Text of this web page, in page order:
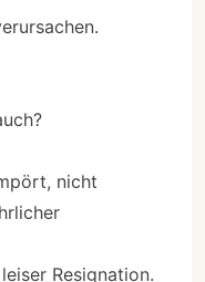
nicht
Resignation.